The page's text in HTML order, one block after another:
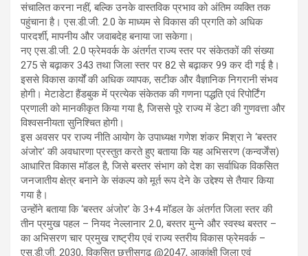
संचालित करना नहीं, बल्कि उनके वास्तविक प्रभाव को अंतिम व्यक्ति तक
पहुंचाना है। एस.डी.जी. 2.0 के माध्यम से विकास की प्रगति को अधिक
पारदर्शी, मापनीय और जवाबदेह बनाया जा सकेगा।
नए एस.डी.जी. 2.0 फ्रेमवर्क के अंतर्गत राज्य स्तर पर संकेतकों की संख्या
275 से बढ़ाकर 343 तथा जिला स्तर पर 82 से बढ़ाकर 99 कर दी गई है।
इससे विकास कार्यों की अधिक व्यापक, सटीक और वैज्ञानिक निगरानी संभव
होगी। मेटाडेटा हैंडबुक में प्रत्येक संकेतक की गणना पद्धति एवं रिपोर्टिंग
प्रणाली को मानकीकृत किया गया है, जिससे पूरे राज्य में डेटा की गुणवत्ता और
विश्वसनीयता सुनिश्चित होगी।
इस अवसर पर राज्य नीति आयोग के उपाध्यक्ष गणेश शंकर मिश्रा ने ‘बस्तर
अंजोर’ की अवधारणा प्रस्तुत करते हुए बताया कि यह अभिसरण (कन्वर्जेंस)
आधारित विकास मॉडल है, जिसे बस्तर संभाग को देश का सर्वाधिक विकसित
जनजातीय क्षेत्र बनाने के संकल्प को मूर्त रूप देने के उद्देश्य से तैयार किया
गया है।
उन्होंने बताया कि ‘बस्तर अंजोर’ के 3+4 मॉडल के अंतर्गत जिला स्तर की
तीन प्रमुख पहल – नियद नेल्लानार 2.0, बस्तर मुन्ने और स्वस्थ बस्तर –
का अभिसरण चार प्रमुख राष्ट्रीय एवं राज्य स्तरीय विकास फ्रेमवर्क –
एस.डी.जी. 2030, विकसित छत्तीसगढ़ @2047, आकांक्षी जिला एवं